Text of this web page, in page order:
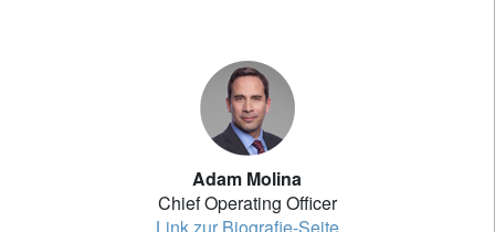
Adam Molina
Chief Operating Officer
Link zur Biografie-Seite